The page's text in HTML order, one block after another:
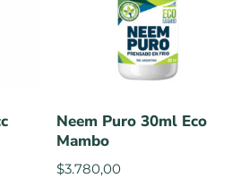
Neem Puro 30ml Eco
Mambo
$3.780,00